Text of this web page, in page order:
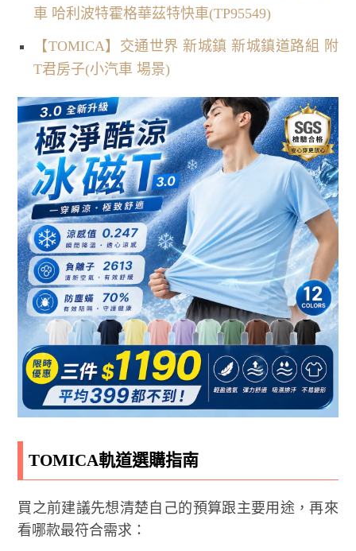
車 哈利波特霍格華茲特快車(TP95549)
【TOMICA】交通世界 新城鎮 新城鎮道路組 附
T君房子(小汽車 場景)
TOMICA軌道選購指南
買之前建議先想清楚自己的預算跟主要用途，再來
看哪款最符合需求：